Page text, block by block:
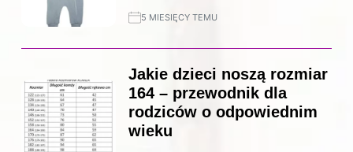
5 MIESIĘCY TEMU
Jakie dzieci noszą rozmiar
164 – przewodnik dla
rodziców o odpowiednim
wieku